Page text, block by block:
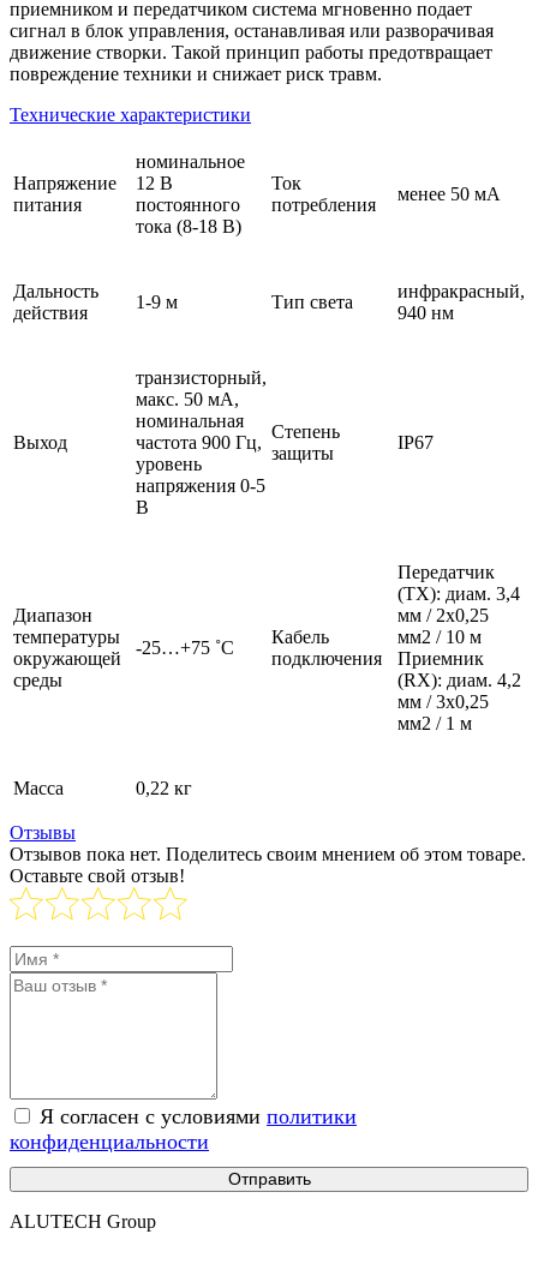
приемником и передатчиком система мгновенно подает
сигнал в блок управления, останавливая или разворачивая
движение створки. Такой принцип работы предотвращает
повреждение техники и снижает риск травм.
Технические характеристики
Напряжение
питания
номинальное
12 В
постоянного
тока (8-18 В)
Ток
потребления
менее 50 мА
Дальность
действия
1-9 м Тип света
инфракрасный,
940 нм
Выход
транзисторный,
макс. 50 мА,
номинальная
частота 900 Гц,
уровень
напряжения 0-5
В
Степень
защиты
IP67
Диапазон
температуры
окружающей
среды
-25…+75 ˚C
Кабель
подключения
Передатчик
(TX): диам. 3,4
мм / 2х0,25
мм2 / 10 м
Приемник
(RX): диам. 4,2
мм / 3х0,25
мм2 / 1 м
Масса 0,22 кг
Отзывы
Отзывов пока нет. Поделитесь своим мнением об этом товаре.
Оставьте свой отзыв!
Я согласен с условиями политики
конфиденциальности
Отправить
ALUTECH Group